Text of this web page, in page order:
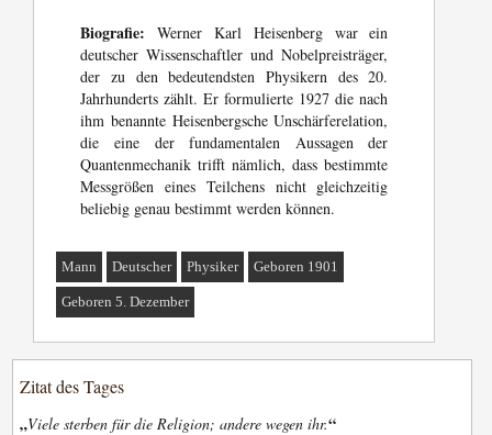
Biografie: Werner Karl Heisenberg war ein
deutscher Wissenschaftler und Nobelpreisträger,
der zu den bedeutendsten Physikern des 20.
Jahrhunderts zählt. Er formulierte 1927 die nach
ihm benannte Heisenbergsche Unschärferelation,
die eine der fundamentalen Aussagen der
Quantenmechanik trifft nämlich, dass bestimmte
Messgrößen eines Teilchens nicht gleichzeitig
beliebig genau bestimmt werden können.
Mann Deutscher Physiker Geboren 1901
Geboren 5. Dezember
Zitat des Tages
„Viele sterben für die Religion; andere wegen ihr.“